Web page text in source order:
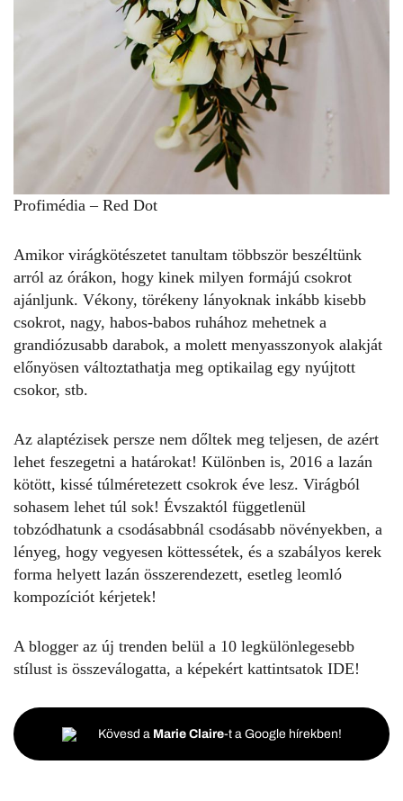
Profimédia – Red Dot
Amikor virágkötészetet tanultam többször beszéltünk
arról az órákon, hogy kinek milyen formájú csokrot
ajánljunk. Vékony, törékeny lányoknak inkább kisebb
csokrot, nagy, habos-babos ruhához mehetnek a
grandiózusabb darabok, a molett menyasszonyok alakját
előnyösen változtathatja meg optikailag egy nyújtott
csokor, stb.
Az alaptézisek persze nem dőltek meg teljesen, de azért
lehet feszegetni a határokat! Különben is, 2016 a lazán
kötött, kissé túlméretezett csokrok éve lesz. Virágból
sohasem lehet túl sok! Évszaktól függetlenül
tobzódhatunk a csodásabbnál csodásabb növényekben, a
lényeg, hogy vegyesen köttessétek, és a szabályos kerek
forma helyett lazán összerendezett, esetleg leomló
kompozíciót kérjetek!
A blogger az új trenden belül a 10 legkülönlegesebb
stílust is összeválogatta, a képekért kattintsatok IDE!
Kövesd a Marie Claire-t a Google hírekben!